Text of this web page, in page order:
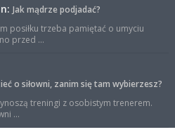
Jak mądrze podjadać?
posiłku trzeba pamiętać o umyciu
przed ...
o siłowni, zanim się tam wybierzesz?
treningi z osobistym trenerem.
...